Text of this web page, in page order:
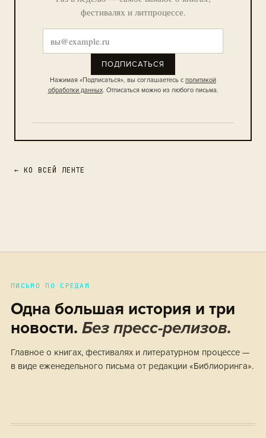
фестивалях и литпроцессе.
ПОДПИСАТЬСЯ
Нажимая «Подписаться», вы соглашаетесь с политикой
обработки данных. Отписаться можно из любого письма.
← КО ВСЕЙ ЛЕНТЕ
ПИСЬМО ПО СРЕДАМ
Одна большая история и три
новости. Без пресс-релизов.
Главное о книгах, фестивалях и литературном процессе —
в виде еженедельного письма от редакции «Библиоринга».